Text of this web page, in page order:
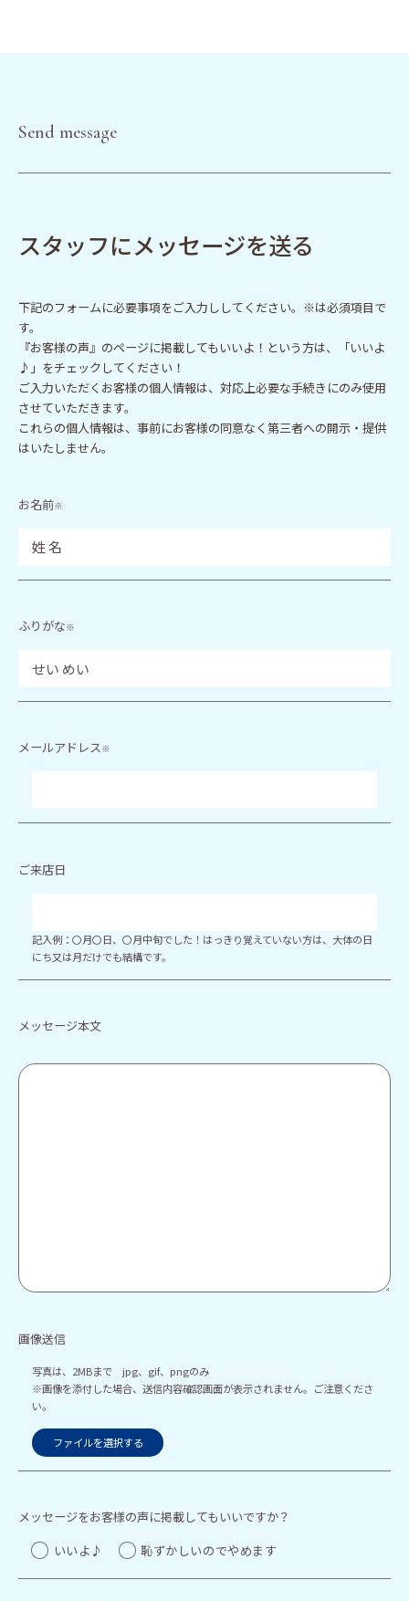
Send message
スタッフにメッセージを送る
下記のフォームに必要事項をご入力ししてください。※は必須項目で
す。
『お客様の声』のページに掲載してもいいよ！という方は、「いいよ
♪」をチェックしてください！
ご入力いただくお客様の個人情報は、対応上必要な手続きにのみ使用
させていただきます。
これらの個人情報は、事前にお客様の同意なく第三者への開示・提供
はいたしません。
お名前※
ふりがな※
メールアドレス※
ご来店日
記入例：〇月〇日、〇月中旬でした！はっきり覚えていない方は、大体の日
にち又は月だけでも結構です。
メッセージ本文
画像送信
写真は、2MBまで jpg、gif、pngのみ
※画像を添付した場合、送信内容確認画面が表示されません。ご注意くださ
い。
ファイルを選択する
メッセージをお客様の声に掲載してもいいですか？
いいよ♪
恥ずかしいのでやめます